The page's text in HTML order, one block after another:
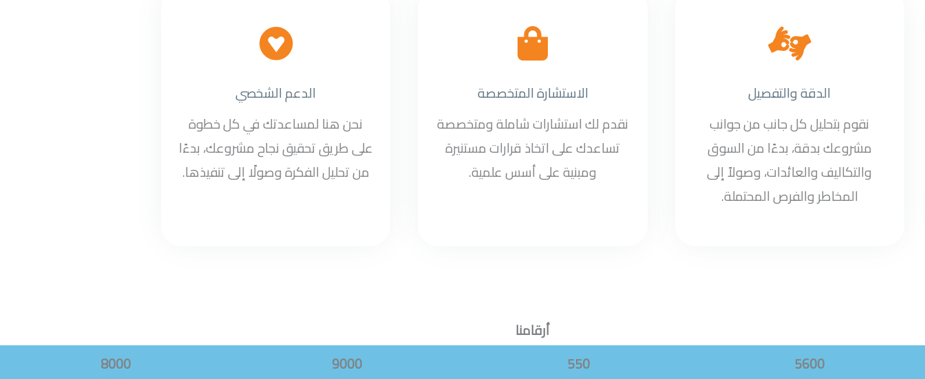
الدقة والتفصيل
نقوم بتحليل كل جانب من جوانب
مشروعك بدقة، بدءًا من السوق
والتكاليف والعائدات، وصولاً إلى
المخاطر والفرص المحتملة.
الاستشارة المتخصصة
نقدم لك استشارات شاملة ومتخصصة
تساعدك على اتخاذ قرارات مستنيرة
ومبنية على أسس علمية.
الدعم الشخصي
نحن هنا لمساعدتك في كل خطوة
على طريق تحقيق نجاح مشروعك، بدءًا
من تحليل الفكرة وصولًا إلى تنفيذها.
أرقامنا
5600
550
9000
8000